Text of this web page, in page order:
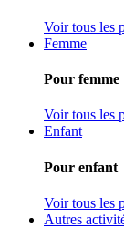
Voir tous les
Femme
Pour femme
Voir tous les
Enfant
Pour enfant
Voir tous les
Autres